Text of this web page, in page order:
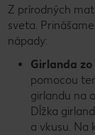
Z prírodných
sveta.
nápady:
Girlanda zo
pomocou
girlandu na
Dĺžka
a vkusu. Na